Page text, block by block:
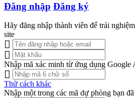
Đăng nhập Đăng ký
Hãy đăng nhập thành viên để trải
site
Nhập mã xác minh từ ứng dụng Google
Thử cách khác
Nhập một trong các mã dự phòng bạn